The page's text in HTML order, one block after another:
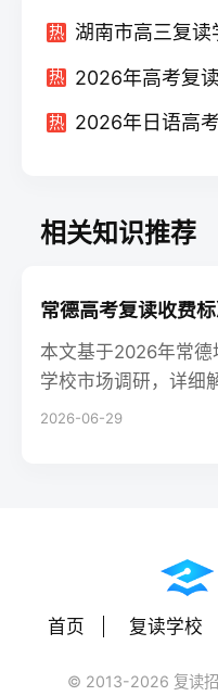
热
热
热
相关知识推荐
本文基于2026年常德
学校市场调研，详细
标准、学费构成、公
2026-06-29
首页 复读学校
© 2013-2026 复读